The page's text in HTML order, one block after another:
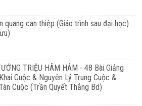
quang can thiệp (Giáo trình sau đại học)
TRIỆU HÂM HÂM - 48 Bài Giảng
Cuộc & Nguyên Lý Trung Cuộc &
Cuộc (Trần Quyết Thắng Bd)